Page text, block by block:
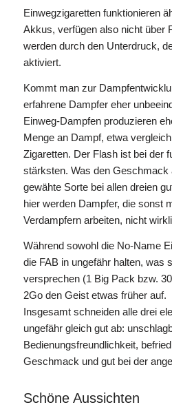
Einwegzigaretten funktionieren
Akkus, verfügen also nicht über
werden durch den Unterdruck,
aktiviert.
Kommt man zur
erfahrene Dampfer eher
Einweg-Dampfen produzieren
Menge an Dampf, etwa
Zigaretten. Der Flash ist bei der
stärksten. Was den Geschmack
gewähte Sorte bei allen dreien
hier werden Dampfer, die sonst
Verdampfern arbeiten, nicht
Während sowohl die No-Name
die FAB in ungefähr halten, was
versprechen (1 Big Pack bzw.
2Go den Geist etwas früher auf.
Insgesamt schneiden alle drei
ungefähr gleich gut ab:
Bedienungsfreundlichkeit,
Geschmack und gut bei der
Schöne Aussichten